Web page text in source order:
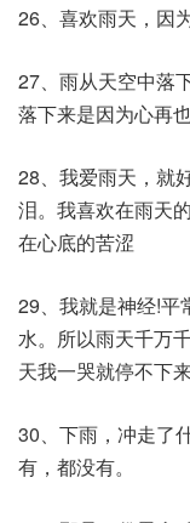
26、喜欢雨天，因
27、雨从天空中落
落下来是因为心再
28、我爱雨天，就
泪。我喜欢在雨天
在心底的苦涩
29、我就是神经!平
水。所以雨天千万
天我一哭就停不下
30、下雨，冲走了
有，都没有。